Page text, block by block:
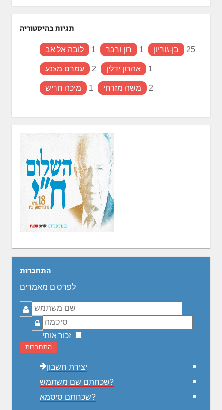
תגיות בהיסטוריה
לובה אליאב 1 רון ורבר 1 בן-גוריון 25
עמרם מצנע 2 אהרון ידלין 1
מיכה חריש 1 משה מזרחי 2
התחברות
לפרסום מאמרים
שם
משתמש
סיסמה
זכור אותי
התחברות
יצירת חשבון
שכחתם שם משתמש?
שכחתם סיסמא?